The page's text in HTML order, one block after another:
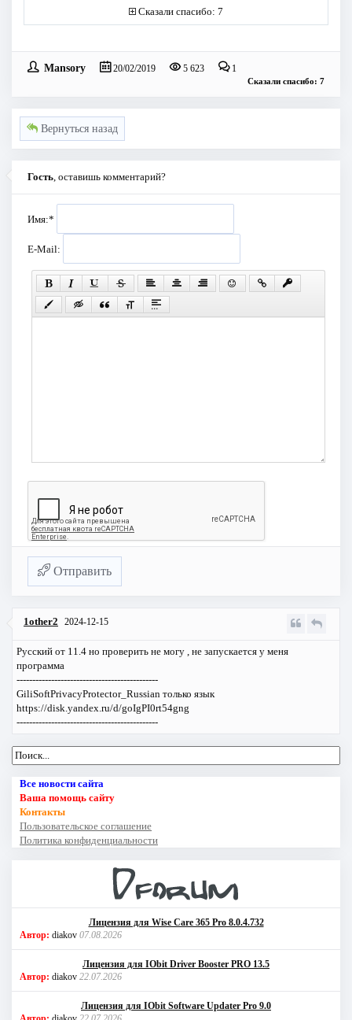
Сказали спасибо: 7
Mansory 20/02/2019 5 623 1
Сказали спасибо: 7
Вернуться назад
Гость , оставишь комментарий?
Имя:*
E-Mail:
Отправить
1other2 2024-12-15
Русский от 11.4 но проверить не могу , не запускается у меня
программа
---------------------------------------------
GiliSoftPrivacyProtector_Russian только язык
https://disk.yandex.ru/d/goIgPI0rt54gng
---------------------------------------------
Все новости сайта
Ваша помощь сайту
Контакты
Пользовательское соглашение
Политика конфиденциальности
Лицензия для Wise Care 365 Pro 8.0.4.732
Автор: diakov 07.08.2026
Лицензия для IObit Driver Booster PRO 13.5
Автор: diakov 22.07.2026
Лицензия для IObit Software Updater Pro 9.0